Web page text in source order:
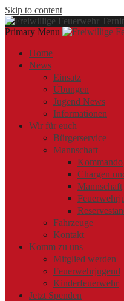
Skip to content
Primary Menu
Freiwillige Feuerwehr Ternitz
Home
News
Einsatz
Übungen
Jugend News
Informationen
Wir für euch
Bürgerservice
Mannschaft
Kommando
Chargen
Mannschaft
Fahrzeuge
Kontakt
Komm zu uns
Mitglied werden
Feuerwehrjugend
Kinderfeuerwehr
Jetzt Spenden